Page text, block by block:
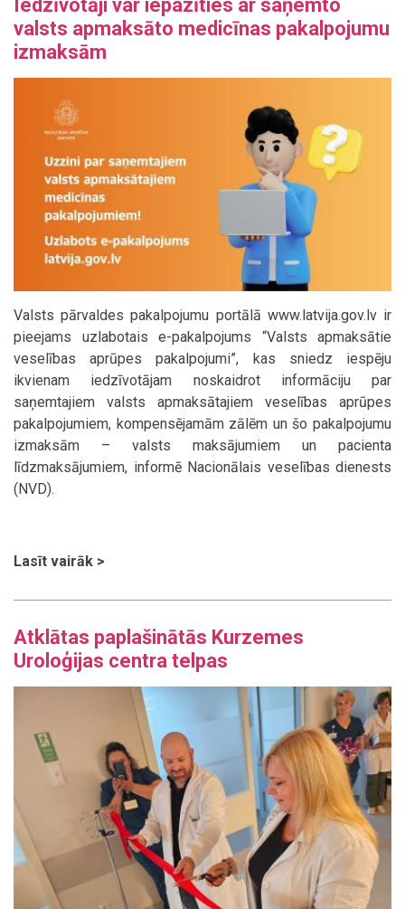
Iedzīvotāji var iepazīties ar saņemto
valsts apmaksāto medicīnas pakalpojumu
izmaksām
Valsts pārvaldes pakalpojumu portālā www.latvija.gov.lv ir
pieejams uzlabotais e-pakalpojums “Valsts apmaksātie
veselības aprūpes pakalpojumi”, kas sniedz iespēju
ikvienam iedzīvotājam noskaidrot informāciju par
saņemtajiem valsts apmaksātajiem veselības aprūpes
pakalpojumiem, kompensējamām zālēm un šo pakalpojumu
izmaksām – valsts maksājumiem un pacienta
līdzmaksājumiem, informē Nacionālais veselības dienests
(NVD).
Lasīt vairāk >
Atklātas paplašinātās Kurzemes
Uroloģijas centra telpas